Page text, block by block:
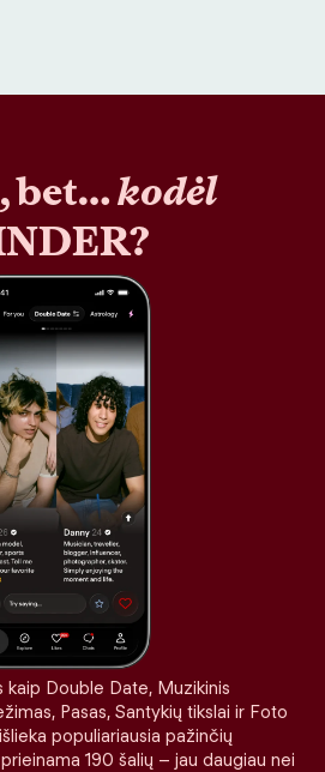
bet…kodėl
kaip Double Date, Muzikinis
Pasas, Santykių tikslai ir Foto
populiariausia pažinčių
190 šalių – jau daugiau nei